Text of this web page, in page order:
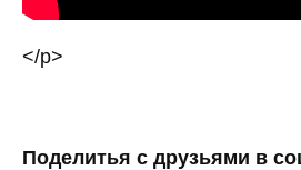
</p>
Поделитья с друзьями в